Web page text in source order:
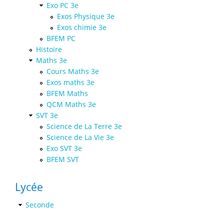
Exo PC 3e
Exos Physique 3e
Exos chimie 3e
BFEM PC
Histoire
Maths 3e
Cours Maths 3e
Exos maths 3e
BFEM Maths
QCM Maths 3e
SVT 3e
Science de La Terre 3e
Science de La Vie 3e
Exo SVT 3e
BFEM SVT
Lycée
Seconde